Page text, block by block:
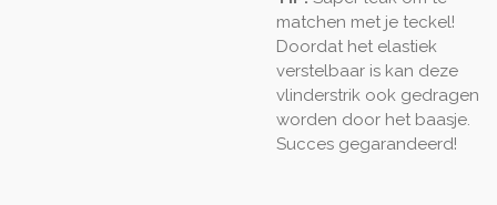
matchen met je teckel!
Doordat het elastiek
verstelbaar is kan deze
vlinderstrik ook gedragen
worden door het baasje.
Succes gegarandeerd!